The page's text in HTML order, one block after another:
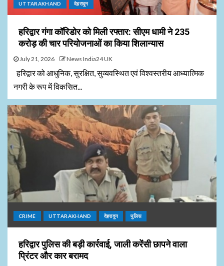
UTTARAKHAND देहरादून
हरिद्वार गंगा कॉरिडोर को मिली रफ्तार: सीएम धामी ने 235
करोड़ की चार परियोजनाओं का किया शिलान्यास
July 21, 2026 News India24 UK
हरिद्वार को आधुनिक, सुरक्षित, सुव्यवस्थित एवं विश्वस्तरीय आध्यात्मिक
नगरी के रूप में विकसित...
CRIME UTTARAKHAND देहरादून पुलिस
हरिद्वार पुलिस की बड़ी कार्रवाई, जाली करेंसी छापने वाला
प्रिंटर और कार बरामद